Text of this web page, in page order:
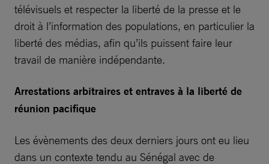
télévisuels et respecter la liberté de la presse et le
droit à l’information des populations, en particulier la
liberté des médias, afin qu’ils puissent faire leur
travail de manière indépendante.
Arrestations arbitraires et entraves à la liberté de
réunion pacifique
Les évènements des deux derniers jours ont eu lieu
dans un contexte tendu au Sénégal avec de